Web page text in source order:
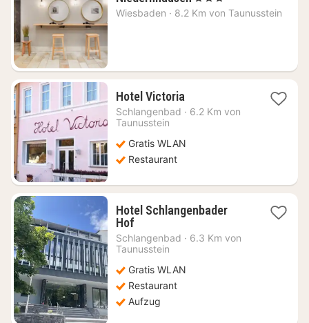
Nacht
Wiesbaden · 8.2 Km von Taunusstein
Hotel Victoria1
Nacht
€
Schlangenbad · 6.2 Km von
Taunusstein
Gratis WLAN
Restaurant
Hotel Schlangenbader
Hof1
Nacht
ab
€
Schlangenbad · 6.3 Km von
Taunusstein
Gratis WLAN
Restaurant
Aufzug